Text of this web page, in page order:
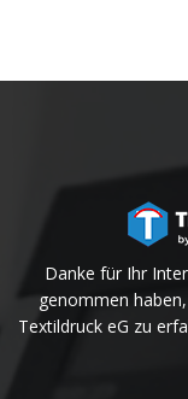
Danke für Ihr
genommen
Textildruck eG zu